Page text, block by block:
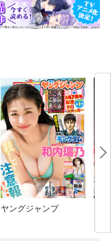
ヤングジャンプ